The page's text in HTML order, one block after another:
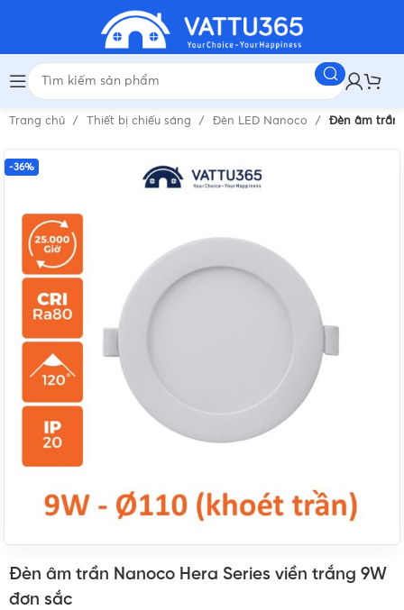
Trang chủ Thiết bị chiếu sáng Đèn LED Nanoco Đèn âm trần
-36%
Đèn âm trần Nanoco Hera Series viền trắng 9W
đơn sắc